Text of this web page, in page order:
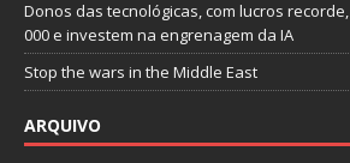
Donos das tecnológicas, com lucros
000 e investem na engrenagem da IA
Stop the wars in the Middle East
ARQUIVO